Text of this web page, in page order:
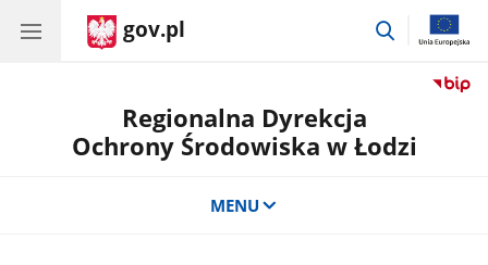
gov.pl
przejdź
Regionalna Dyrekcja
Ochrony Środowiska w Łodzi
MENU